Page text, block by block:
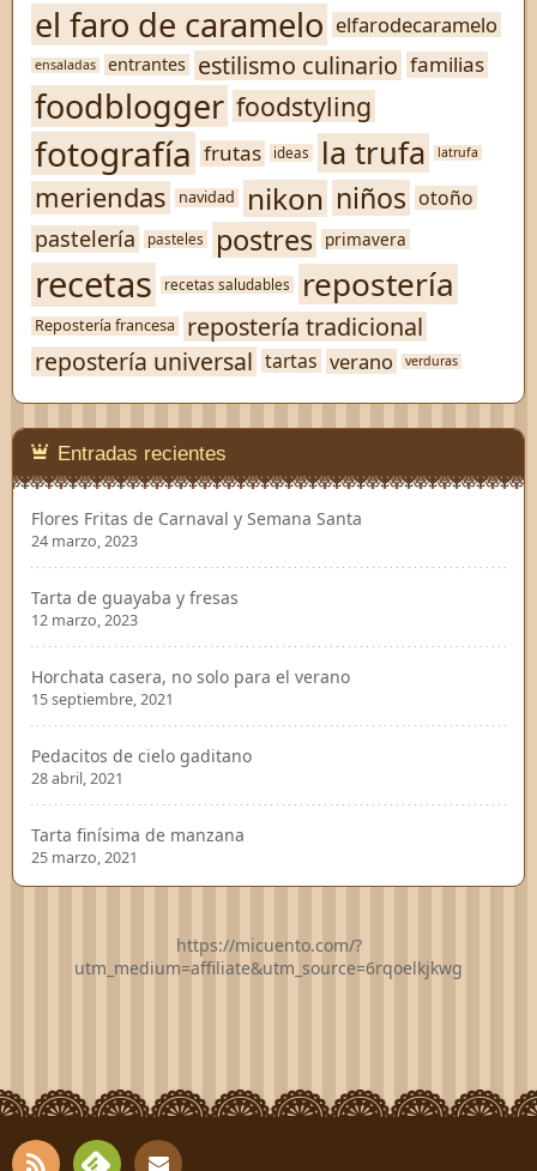
el faro de caramelo elfarodecaramelo
ensaladas entrantes estilismo culinario familias
foodblogger foodstyling
fotografía frutas ideas la trufa latrufa
meriendas navidad nikon niños otoño
pastelería pasteles postres primavera
recetas recetas saludables repostería
Repostería francesa
repostería tradicional
repostería universal tartas verano verduras
Entradas recientes
Flores Fritas de Carnaval y Semana Santa
24 marzo, 2023
Tarta de guayaba y fresas
12 marzo, 2023
Horchata casera, no solo para el verano
15 septiembre, 2021
Pedacitos de cielo gaditano
28 abril, 2021
Tarta finísima de manzana
25 marzo, 2021
https://micuento.com/?
utm_medium=affiliate&utm_source=6rqoelkjkwg